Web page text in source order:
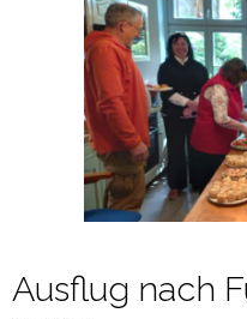
Ausflug nach